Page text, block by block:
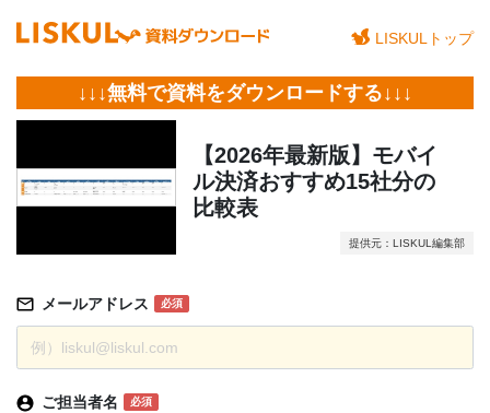
LISKULトップ
↓↓↓無料で資料をダウンロードする↓↓↓
【2026年最新版】モバイ
ル決済おすすめ15社分の
比較表
提供元：LISKUL編集部
メールアドレス 必須
ご担当者名 必須